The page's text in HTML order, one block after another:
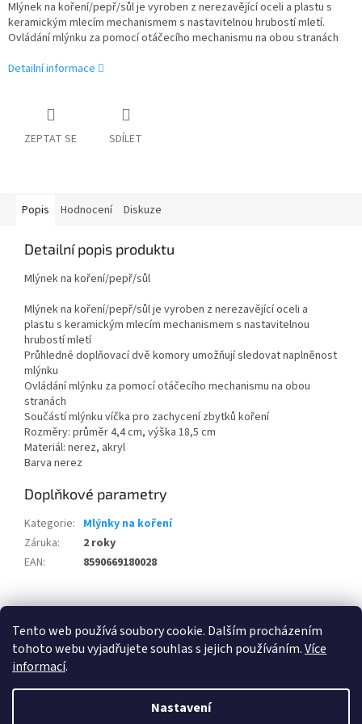
Tento web používá soubory cookie. Dalším procházením
tohoto webu vyjadřujete souhlas s jejich používáním.Více
informací.
Nastavení
Mlýnek na koření/pepř/sůl je vyroben z nerezavějící oceli a plastu s
keramickým mlecím mechanismem s nastavitelnou hrubostí mletí.
Ovládání mlýnku za pomocí otáčecího mechanismu na obou stranách
Detailní informace
ZEPTAT SE SDÍLET
Popis Hodnocení Diskuze
Detailní popis produktu
Mlýnek na koření/pepř/sůl
Mlýnek na koření/pepř/sůl je vyroben z nerezavějící oceli a
plastu s keramickým mlecím mechanismem s nastavitelnou
hrubostí mletí
Průhledné doplňovací dvě komory umožňují sledovat naplněnost
mlýnku
Ovládání mlýnku za pomocí otáčecího mechanismu na obou
stranách
Součástí mlýnku víčka pro zachycení zbytků koření
Rozměry: průměr 4,4 cm, výška 18,5 cm
Materiál: nerez, akryl
Barva nerez
Doplňkové parametry
Kategorie: Mlýnky na koření
Záruka:
2 roky
EAN: 8590669180028
Z
100 % zákazníků Heureka.cz nás doporučuje! Zboží.cz Firmy.cz
Vytvořil Shoptet